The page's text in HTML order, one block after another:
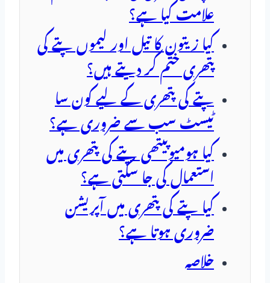
علامت کیا ہے؟
کیا زیتون کا تیل اور لیموں پتے کی
پتھری ختم کر دیتے ہیں؟
پتے کی پتھری کے لیے کون سا
ٹیسٹ سب سے ضروری ہے؟
کیا ہومیوپیتھی پتے کی پتھری میں
استعمال کی جا سکتی ہے؟
کیا پتے کی پتھری میں آپریشن
ضروری ہوتا ہے؟
خلاصہ